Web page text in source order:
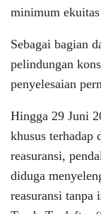
minimum
Sebagai bagian
pelindungan
penyelesaian
Hingga 29 Juni
khusus terhadap
reasuransi,
diduga
reasuransi tanpa